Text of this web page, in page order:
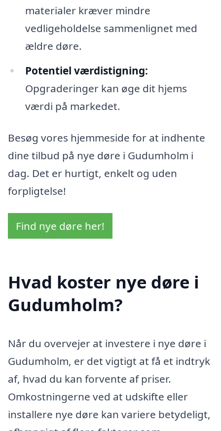
materialer kræver mindre
vedligeholdelse sammenlignet med
ældre døre.
Potentiel værdistigning:
Opgraderinger kan øge dit hjems
værdi på markedet.
Besøg vores hjemmeside for at indhente
dine tilbud på nye døre i Gudumholm i
dag. Det er hurtigt, enkelt og uden
forpligtelse!
Find nye døre her!
Hvad koster nye døre i
Gudumholm?
Når du overvejer at investere i nye døre i
Gudumholm, er det vigtigt at få et indtryk
af, hvad du kan forvente af priser.
Omkostningerne ved at udskifte eller
installere nye døre kan variere betydeligt,